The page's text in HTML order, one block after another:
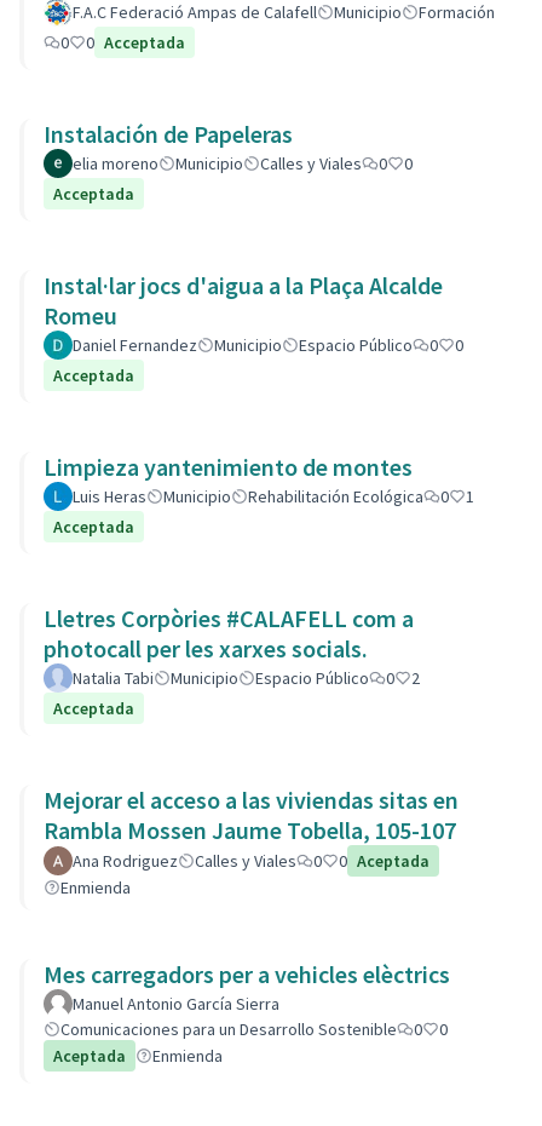
F.A.C Federació Ampas de Calafell Municipio
Formación
0
0 Acceptada
Instalación de Papeleras
elia moreno Municipio Calles y Viales 0
0
Acceptada
Instal·lar jocs d'aigua a la Plaça Alcalde
Romeu
Daniel Fernandez Municipio Espacio Público 0
0
Acceptada
Limpieza yantenimiento de montes
Luis Heras Municipio Rehabilitación Ecológica 0
1
Acceptada
Lletres Corpòries #CALAFELL com a
photocall per les xarxes socials.
Natalia Tabi Municipio Espacio Público 0
2
Acceptada
Mejorar el acceso a las viviendas sitas en
Rambla Mossen Jaume Tobella, 105-107
Ana Rodriguez Calles y Viales 0 0 Aceptada
Enmienda
Mes carregadors per a vehicles elèctrics
Manuel Antonio García Sierra
Comunicaciones para un Desarrollo Sostenible
0
0
Aceptada
Enmienda